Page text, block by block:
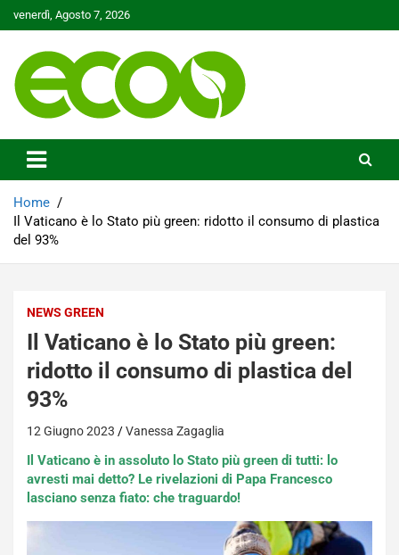
to
venerdì, Agosto 7, 2026
Ecoo.it
Home
Il Vaticano è lo Stato più green: ridotto il consumo di plastica
del 93%
NEWS GREEN
Il Vaticano è lo Stato più green:
ridotto il consumo di plastica del
93%
12 Giugno 2023 Vanessa Zagaglia
Il Vaticano è in assoluto lo Stato più green di tutti: lo
avresti mai detto? Le rivelazioni di Papa Francesco
lasciano senza fiato: che traguardo!